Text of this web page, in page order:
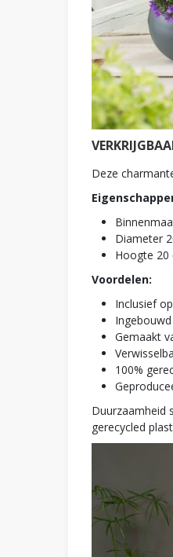
Deze
Diameter
Hoogte 20
Voordelen:
Inclusief
Gemaakt
100%
Duurzaamheid
gerecycled